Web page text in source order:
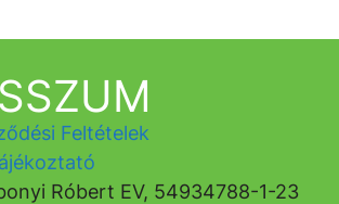
Feltételek
Róbert EV, 54934788-1-23